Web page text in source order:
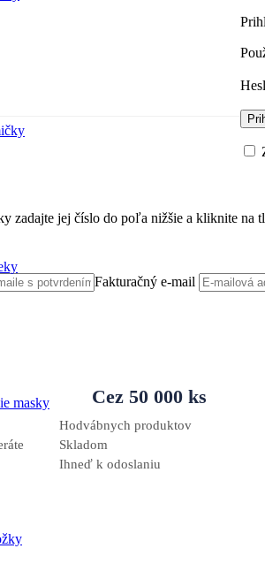
masky
zadajte jej číslo do poľa nižšie a kliknite
Fakturačný e-mail
Cez 50 000 ks
Hodvábnych produktov
Skladom
Ihneď k odoslaniu